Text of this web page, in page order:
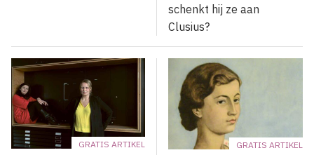
schenkt hij ze aan
Clusius?
GRATIS ARTIKEL GRATIS ARTIKEL